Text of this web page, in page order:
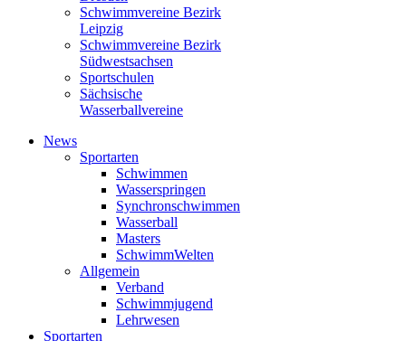
Schwimmvereine Bezirk
Leipzig
Schwimmvereine Bezirk
Südwestsachsen
Sportschulen
Sächsische
Wasserballvereine
News
Sportarten
Schwimmen
Wasserspringen
Synchronschwimmen
Wasserball
Masters
SchwimmWelten
Allgemein
Verband
Schwimmjugend
Lehrwesen
Sportarten